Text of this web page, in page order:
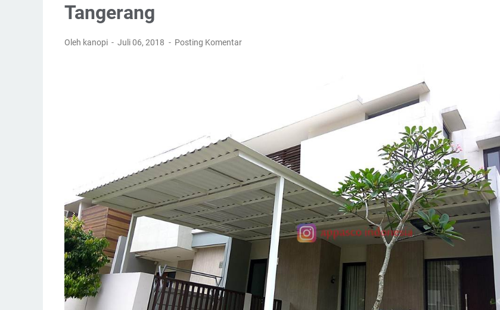
Tangerang
Oleh kanopi Juli 06, 2018 Posting Komentar